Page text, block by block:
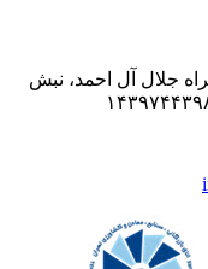
جلال آل احمد، نبش